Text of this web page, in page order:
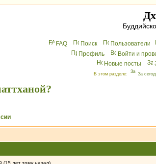
FAQ Поиск Пользователи
Профиль
Войти и
Новые посты
В этом разделе: За
(15 лет тому назад)